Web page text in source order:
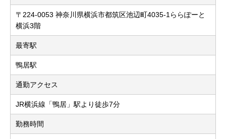
〒224-0053 神奈川県横浜市都筑区池辺町4035-1ららぽーと
横浜3階
最寄駅
鴨居駅
通勤アクセス
JR横浜線「鴨居」駅より徒歩7分
勤務時間